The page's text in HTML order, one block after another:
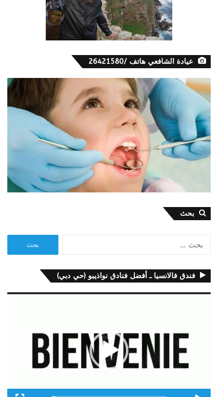
عيادة الشافعي هاتف /26421580
بحث
فندق فالانسيا ـ أفضل فنادق نواذيبو (حي دبي)